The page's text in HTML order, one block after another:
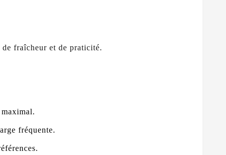
fraîcheur et de praticité.
fréquente.